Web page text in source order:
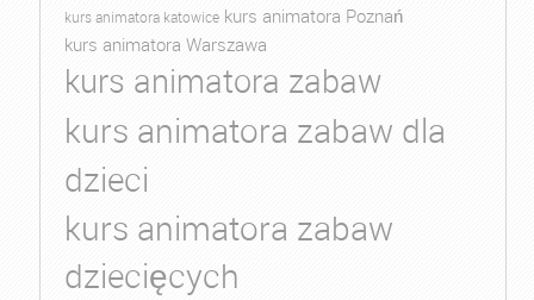
kurs animatora katowice kurs animatora Poznań
kurs animatora Warszawa
kurs animatora zabaw
kurs animatora zabaw dla
dzieci
kurs animatora zabaw
dziecięcych